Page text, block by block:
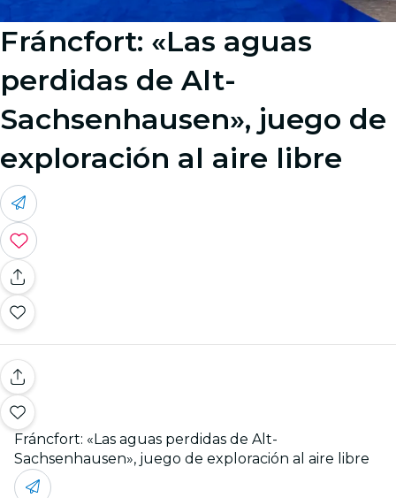
Fráncfort: «Las aguas
perdidas de Alt-
Sachsenhausen», juego de
exploración al aire libre
Fráncfort: «Las aguas perdidas de Alt-
Sachsenhausen», juego de exploración al aire libre